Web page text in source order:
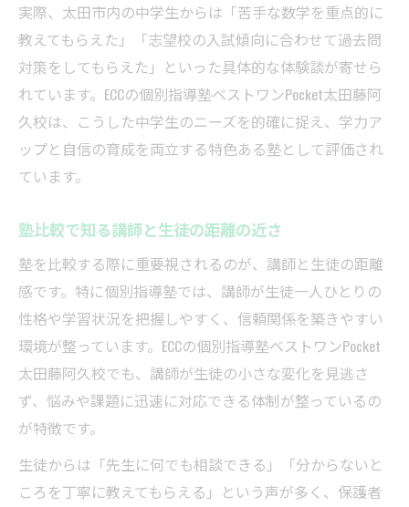
実際、太田市内の中学生からは「苦手な数学を重点的に
教えてもらえた」「志望校の入試傾向に合わせて過去問
対策をしてもらえた」といった具体的な体験談が寄せら
れています。ECCの個別指導塾ベストワンPocket太田藤阿
久校は、こうした中学生のニーズを的確に捉え、学力ア
ップと自信の育成を両立する特色ある塾として評価され
ています。
塾比較で知る講師と生徒の距離の近さ
塾を比較する際に重要視されるのが、講師と生徒の距離
感です。特に個別指導塾では、講師が生徒一人ひとりの
性格や学習状況を把握しやすく、信頼関係を築きやすい
環境が整っています。ECCの個別指導塾ベストワンPocket
太田藤阿久校でも、講師が生徒の小さな変化を見逃さ
ず、悩みや課題に迅速に対応できる体制が整っているの
が特徴です。
生徒からは「先生に何でも相談できる」「分からないと
ころを丁寧に教えてもらえる」という声が多く、保護者